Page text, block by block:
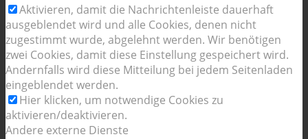
Aktivieren, damit die Nachrichtenleiste dauerhaft
ausgeblendet wird und alle Cookies, denen nicht
zugestimmt wurde, abgelehnt werden. Wir benötigen
zwei Cookies, damit diese Einstellung gespeichert wird.
Andernfalls wird diese Mitteilung bei jedem Seitenladen
eingeblendet werden.
Hier klicken, um notwendige Cookies zu
aktivieren/deaktivieren.
Andere externe Dienste